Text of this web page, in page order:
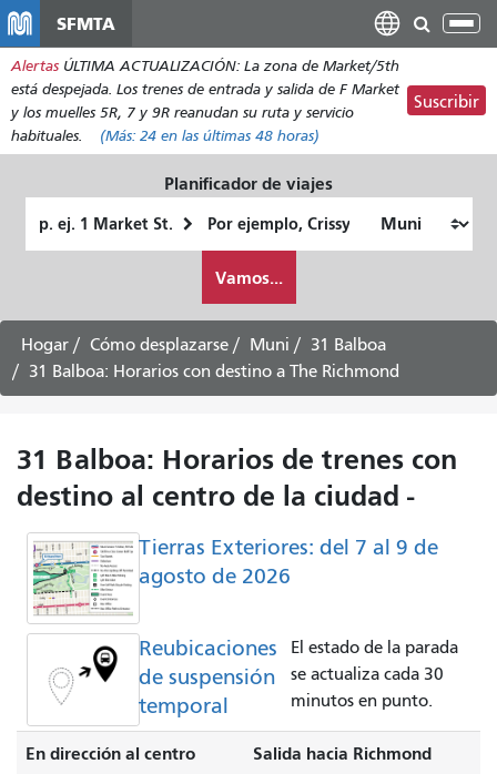
contenido
principal
SFMTA
Alertas ÚLTIMA ACTUALIZACIÓN: La zona de Market/5th
está despejada. Los trenes de entrada y salida de F Market
y los muelles 5R, 7 y 9R reanudan su ruta y servicio
habituales.
(Más: 24 en las últimas 48 horas)
Suscribir
Planificador de viajes
de
quiero
viajar
Vamos...
Hogar Cómo desplazarse Muni
31 Balboa
31 Balboa: Horarios con destino a The Richmond
31 Balboa: Horarios de trenes con
destino al centro de la ciudad -
Tierras Exteriores: del 7 al 9 de
agosto de 2026
Reubicaciones
de suspensión
temporal
El estado de la parada
se actualiza cada 30
minutos en punto.
En dirección al centro Salida hacia Richmond